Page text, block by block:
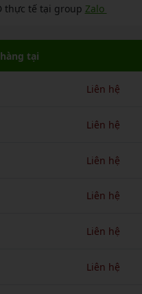
thực tế tại group Zalo
tại
Liên hệ
Liên hệ
Liên hệ
Liên hệ
Liên hệ
Liên hệ